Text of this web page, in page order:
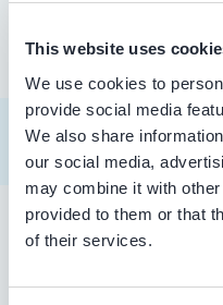
This website uses
We use cookies to
provide social media
We also share
our social media,
may combine it with
provided to them or that
of their services.
Tandarts in Oosterland